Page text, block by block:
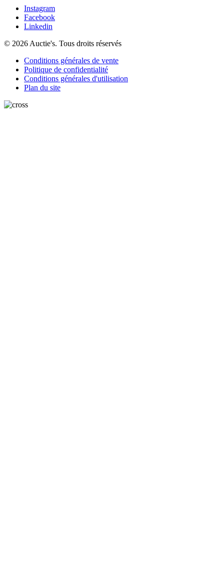
Instagram
Facebook
Linkedin
© 2026 Auctie's. Tous droits réservés
Conditions générales de vente
Politique de confidentialité
Conditions générales d'utilisation
Plan du site